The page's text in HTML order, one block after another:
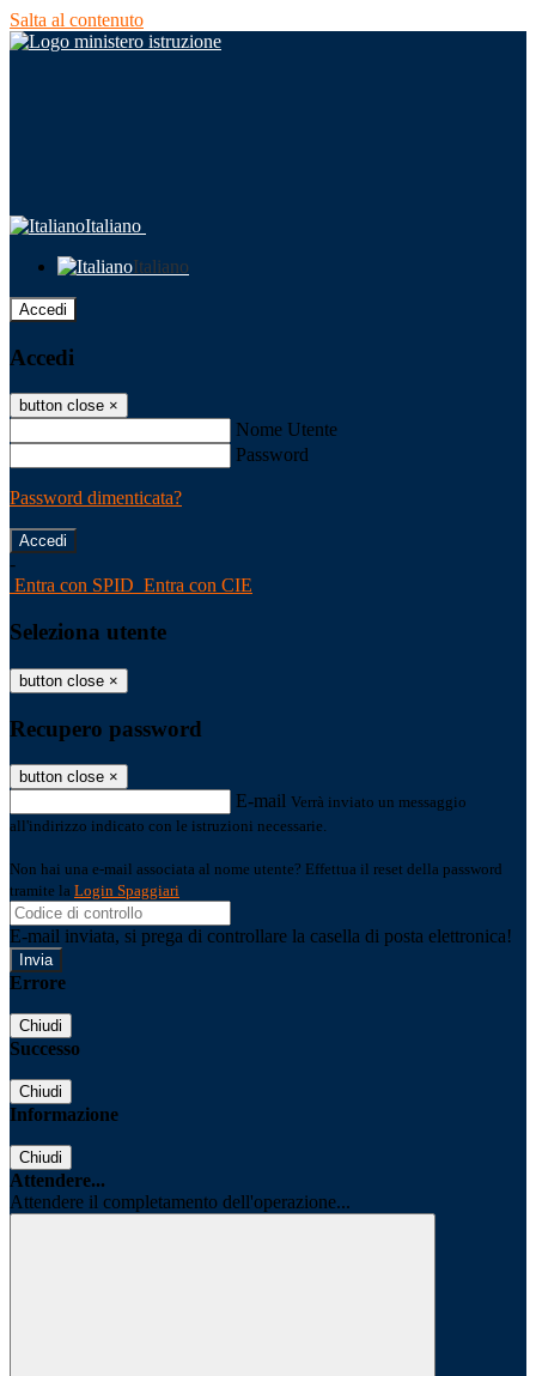
Salta al contenuto
Italiano
Italiano
Accedi
Accedi
button close ×
Nome Utente
Password
Password dimenticata?
-
Entra con SPID Entra con CIE
Seleziona utente
button close ×
Recupero password
button close ×
E-mail Verrà inviato un messaggio
all'indirizzo indicato con le istruzioni necessarie.
Non hai una e-mail associata al nome utente? Effettua il reset della password
tramite la Login Spaggiari
E-mail inviata, si prega di controllare la casella di posta elettronica!
Errore
Chiudi
Successo
Chiudi
Informazione
Chiudi
Attendere...
Attendere il completamento dell'operazione...